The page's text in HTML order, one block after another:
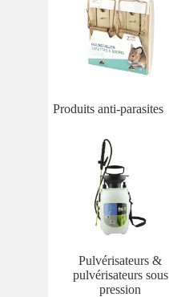
Produits anti-parasites
Pulvérisateurs &
pulvérisateurs sous
pression